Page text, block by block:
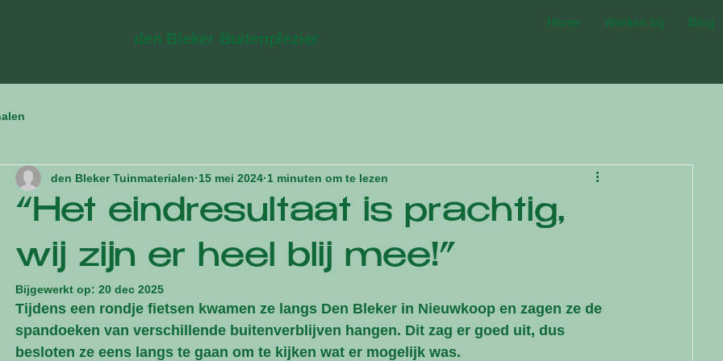
den Bleker Buitenplezier
Home Werken bij Blog
“Het eindresultaat is prachtig,
wij zijn er heel blij mee!”
den Bleker Tuinmaterialen 15 mei 2024 1 minuten om te lezen
Bijgewerkt op: 20 dec 2025
Tijdens een rondje fietsen kwamen ze langs Den Bleker in Nieuwkoop en zagen ze de
spandoeken van verschillende buitenverblijven hangen. Dit zag er goed uit, dus
besloten ze eens langs te gaan om te kijken wat er mogelijk was.